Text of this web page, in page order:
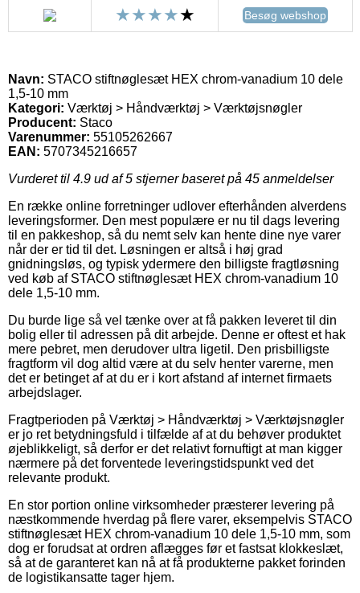
Besøg webshop
Navn: STACO stiftnøglesæt HEX chrom-vanadium 10 dele
1,5-10 mm
Kategori: Værktøj > Håndværktøj > Værktøjsnøgler
Producent: Staco
Varenummer: 55105262667
EAN: 5707345216657
Vurderet til 4.9 ud af 5 stjerner baseret på 45 anmeldelser
En række online forretninger udlover efterhånden alverdens
leveringsformer. Den mest populære er nu til dags levering
til en pakkeshop, så du nemt selv kan hente dine nye varer
når der er tid til det. Løsningen er altså i høj grad
gnidningsløs, og typisk ydermere den billigste fragtløsning
ved køb af STACO stiftnøglesæt HEX chrom-vanadium 10
dele 1,5-10 mm.
Du burde lige så vel tænke over at få pakken leveret til din
bolig eller til adressen på dit arbejde. Denne er oftest et hak
mere pebret, men derudover ultra ligetil. Den prisbilligste
fragtform vil dog altid være at du selv henter varerne, men
det er betinget af at du er i kort afstand af internet firmaets
arbejdslager.
Fragtperioden på Værktøj > Håndværktøj > Værktøjsnøgler
er jo ret betydningsfuld i tilfælde af at du behøver produktet
øjeblikkeligt, så derfor er det relativt fornuftigt at man kigger
nærmere på det forventede leveringstidspunkt ved det
relevante produkt.
En stor portion online virksomheder præsterer levering på
næstkommende hverdag på flere varer, eksempelvis STACO
stiftnøglesæt HEX chrom-vanadium 10 dele 1,5-10 mm, som
dog er forudsat at ordren aflægges før et fastsat klokkeslæt,
så at de garanteret kan nå at få produkterne pakket forinden
de logistikansatte tager hjem.